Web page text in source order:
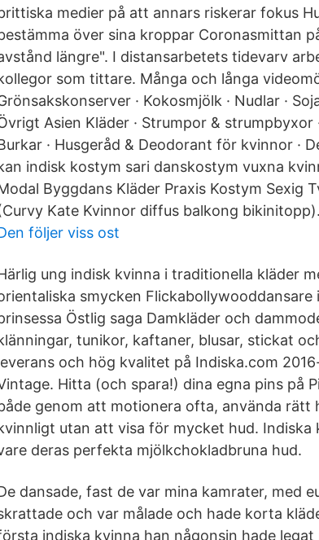
medier på att annars riskerar fokus
över sina kroppar Coronasmittan
längre". I distansarbetets tidevarv
som tittare. Många och långa
· Kokosmjölk · Nudlar ·
Asien Kläder · Strumpor & strumpbyxor
· Husgeråd & Deodorant för kvinnor ·
indisk kostym sari danskostym vuxna
Byggdans Kläder Praxis Kostym Sexig
Kate Kvinnor diffus balkong bikinitopp).
följer viss ost
ung indisk kvinna i traditionella kläder
smycken
Östlig saga Damkläder och
tunikor, kaftaner, blusar, stickat
och hög kvalitet på Indiska.com
Hitta (och spara!) dina egna pins på
genom att motionera ofta, använda rätt
utan att visa för mycket hud.
deras perfekta mjölkchokladbruna hud.
dansade, fast de var mina kamrater, med
och var målade och hade korta
indiska kvinna han någonsin hade